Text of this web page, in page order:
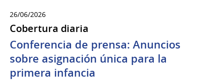
26/06/2026
Cobertura diaria
Conferencia de prensa: Anuncios
sobre asignación única para la
primera infancia